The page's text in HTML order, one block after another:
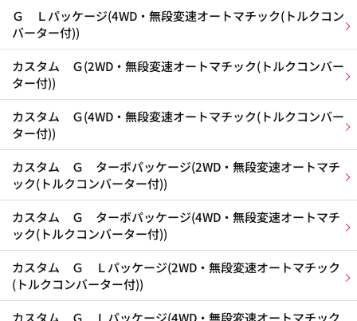
Ｇ Ｌパッケージ(4WD・無段変速オートマチック(トルクコン
バーター付))
カスタム Ｇ(2WD・無段変速オートマチック(トルクコンバー
ター付))
カスタム Ｇ(4WD・無段変速オートマチック(トルクコンバー
ター付))
カスタム Ｇ ターボパッケージ(2WD・無段変速オートマチ
ック(トルクコンバーター付))
カスタム Ｇ ターボパッケージ(4WD・無段変速オートマチ
ック(トルクコンバーター付))
カスタム Ｇ Ｌパッケージ(2WD・無段変速オートマチック
(トルクコンバーター付))
カスタム Ｇ Ｌパッケージ(4WD・無段変速オートマチック